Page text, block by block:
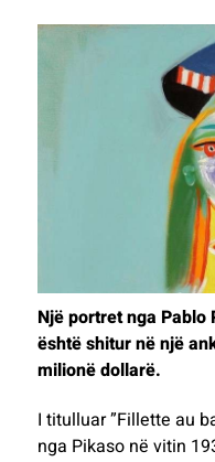
Një portret nga Pablo
është shitur në një
milionë dollarë.
I titulluar ”Fillette au
nga Pikaso në vitin